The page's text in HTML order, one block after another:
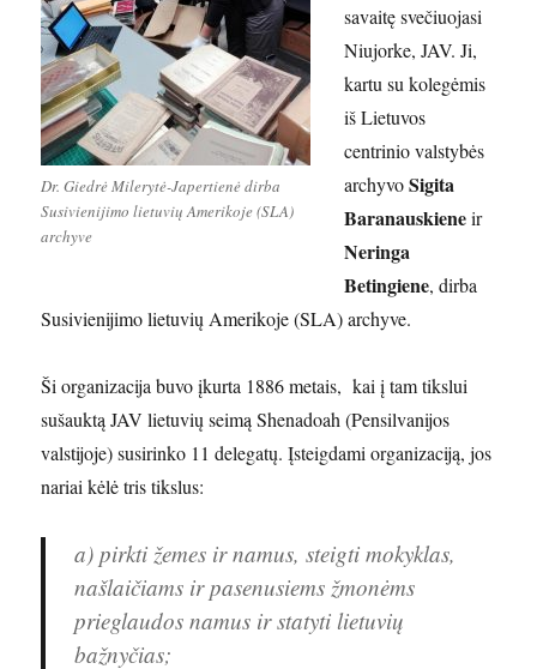
Dr. Giedrė Milerytė-Japertienė dirba
Susivienijimo lietuvių Amerikoje (SLA)
archyve
savaitę svečiuojasi
Niujorke, JAV. Ji,
kartu su kolegėmis
iš Lietuvos
centrinio valstybės
archyvoSigita
Baranauskieneir
Neringa
Betingiene, dirba
Susivienijimo lietuvių Amerikoje (SLA) archyve.
Ši organizacija buvo įkurta 1886 metais, kai į tam tikslui
sušauktą JAV lietuvių seimą Shenadoah (Pensilvanijos
valstijoje) susirinko 11 delegatų. Įsteigdami organizaciją, jos
nariai kėlė tris tikslus:
a) pirkti žemes ir namus, steigti mokyklas,
našlaičiams ir pasenusiems žmonėms
prieglaudos namus ir statyti lietuvių
bažnyčias;